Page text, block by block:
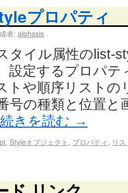
プロパティ
者: alphasis
タイル属性のlist-
設定するプロパ
トや順序リスト
号の種類と位置と
続きを読む →
, Styleオブジェクト, プロパティ, リ